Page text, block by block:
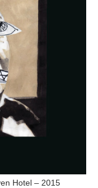
Hotel – 2015